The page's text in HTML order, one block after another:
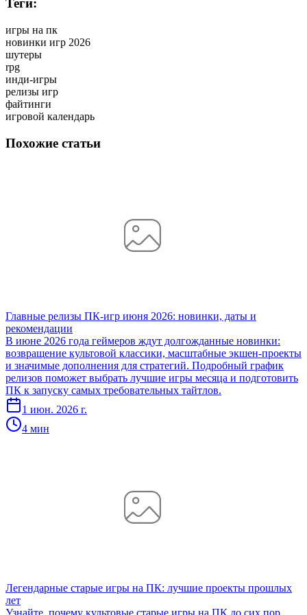
Теги:
игры на пк
новинки игр 2026
шутеры
rpg
инди-игры
релизы игр
файтинги
игровой календарь
Похожие статьи
Главные релизы ПК-игр июня 2026: новинки, даты и
рекомендации
В июне 2026 года геймеров ждут долгожданные новинки:
возвращение культовой классики, масштабные экшен-проекты
и значимые дополнения для стратегий. Подробный график
релизов поможет выбрать лучшие игры месяца и подготовить
ПК к запуску самых требовательных тайтлов.
1 июн. 2026 г.
4 мин
Легендарные старые игры на ПК: лучшие проекты прошлых
лет